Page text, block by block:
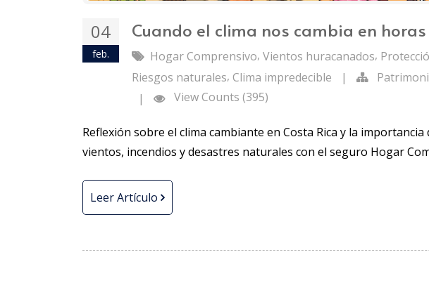
04
feb.
Cuando el clima nos cambia en horas
Hogar Comprensivo, Vientos huracanados,
Riesgos naturales, Clima impredecible |
|
View Counts (395)
Reflexión sobre el clima cambiante en Costa Rica y la
vientos, incendios y desastres naturales con el seguro Hogar
Leer Artículo